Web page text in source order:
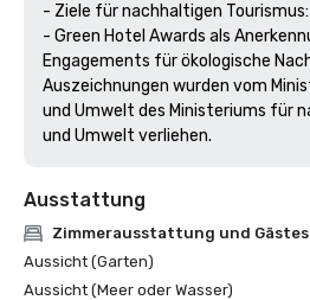
- Ziele für nachhaltigen Tourismus:
- Green Hotel Awards als
Engagements für ökologische
Auszeichnungen wurden vom
und Umwelt des Ministeriums für
Ausstattung
Zimmerausstattung und
Aussicht (Garten)
Aussicht (Meer oder Wasser)